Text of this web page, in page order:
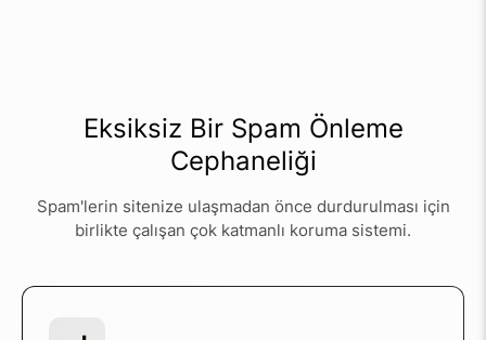
Eksiksiz Bir Spam Önleme
Cephaneliği
Spam'lerin sitenize ulaşmadan önce durdurulması için
birlikte çalışan çok katmanlı koruma sistemi.